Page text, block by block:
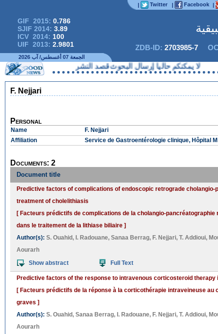
| Twitter | Facebook |
GIF 2015: 0.786
SJIF 2014: 3.89
ICV 2014: 100
UIF 2013: 2.9801 ZDB-ID: 2703985-7
الجمعة 07 أغسطس/ آب 2026
لا يمكنكم حاليا إرسال البحوث قصد النشر
F. Nejjari
Personal
Name
F. Nejjari
Affiliation
Service de Gastroentérologie clinique, Hôpital
Documents: 2
Document title
Predictive factors of complications of endoscopic retrograde cholangio-
treatment of cholelithiasis
[ Facteurs prédictifs de complications de la cholangio-pancréatographie
dans le traitement de la lithiase biliaire ]
Author(s): S. Ouahid , I. Radouane, Sanaa Berrag, F. Nejjari, T. Addioui,
Aourarh
Show abstract
Full Text
Predictive factors of the response to intravenous corticosteroid therapy
[ Facteurs prédictifs de la réponse à la corticothérapie intraveineuse au
graves ]
Author(s): S. Ouahid , Sanaa Berrag, I. Radouane, F. Nejjari, T. Addioui,
Aourarh